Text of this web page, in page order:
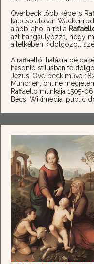
Overbeck több képe is
kapcsolatosan
alább, ahol arról a
azt hangsúlyozza, hogy
a lelkében kidolgozott
A raffaellói hatásra
hasonló stílusban
Jézus. Overbeck műve
München, online
Raffaello munkája 1505-
Bécs, Wikimedia, public